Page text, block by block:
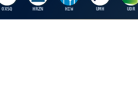
OXSQ HRZN HIW UMH UDR